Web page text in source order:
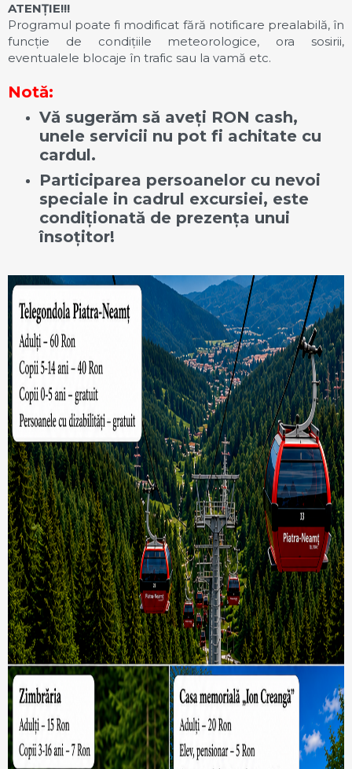
ATENȚIE!!!
Programul poate fi modificat fără notificare prealabilă, în
funcție de condițiile meteorologice, ora sosirii,
eventualele blocaje în trafic sau la vamă etc.
Notă:
Vă sugerăm să aveți RON cash,
unele servicii nu pot fi achitate cu
cardul.
Participarea persoanelor cu nevoi
speciale in cadrul excursiei, este
condiționată de prezența unui
însoțitor!